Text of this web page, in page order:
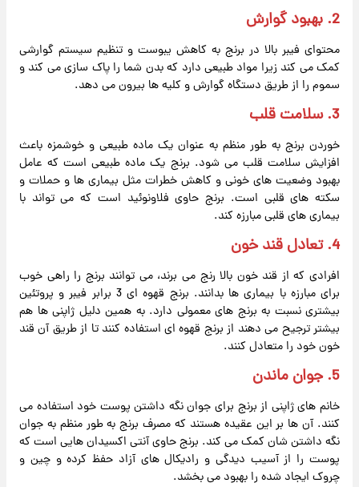
2. بهبود گوارش
محتوای فیبر بالا در برنج به کاهش یبوست و تنظیم سیستم گوارشی
کمک می کند زیرا مواد طبیعی دارد که بدن شما را پاک سازی می کند و
سموم را از طریق دستگاه گوارش و کلیه ها بیرون می دهد.
3. سلامت قلب
خوردن برنج به طور منظم به عنوان یک ماده طبیعی و خوشمزه باعث
افزایش سلامت قلب می شود. برنج یک ماده طبیعی است که عامل
بهبود وضعیت های خونی و کاهش خطرات مثل بیماری ها و حملات و
سکته های قلبی است. برنج حاوی فلاونوئید است که می تواند با
بیماری های قلبی مبارزه کند.
4. تعادل قند خون
افرادی که از قند خون بالا رنج می برند، می توانند برنج را راهی خوب
برای مبارزه با بیماری ها بدانند. برنج قهوه ای 3 برابر فیبر و پروتئین
بیشتری نسبت به برنج های معمولی دارد. به همین دلیل ژاپنی ها هم
بیشتر ترجیح می دهند از برنج قهوه ای استفاده کنند تا از طریق آن قند
خون خود را متعادل کنند.
5. جوان ماندن
خانم های ژاپنی از برنج برای جوان نگه داشتن پوست خود استفاده می
کنند. آن ها بر این عقیده هستند که مصرف برنج به طور منظم به جوان
نگه داشتن شان کمک می کند. برنج حاوی آنتی اکسیدان هایی است که
پوست را از آسیب دیدگی و رادیکال های آزاد حفظ کرده و چین و
چروک ایجاد شده را بهبود می بخشد.